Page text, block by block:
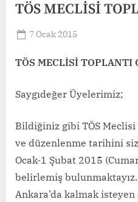
TÖS MECLİSİ
Posted
7 Ocak 2015
Yayın
TÖS MECLİSİ TOPLANTI
Saygıdeğer Üyelerimiz;
Bildiğiniz gibi TÖS Meclisi
ve düzenlenme tarihini
Ocak-1 Şubat 2015
belirlemiş bulunmaktayız.
Ankara’da kalmak isteyen